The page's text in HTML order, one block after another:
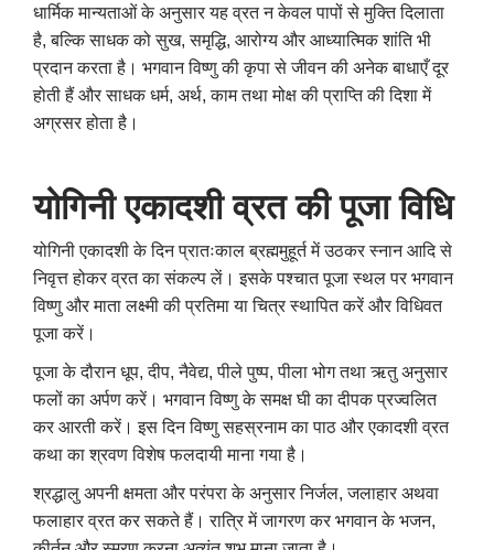
धार्मिक मान्यताओं के अनुसार यह व्रत न केवल पापों से मुक्ति दिलाता
है, बल्कि साधक को सुख, समृद्धि, आरोग्य और आध्यात्मिक शांति भी
प्रदान करता है। भगवान विष्णु की कृपा से जीवन की अनेक बाधाएँ दूर
होती हैं और साधक धर्म, अर्थ, काम तथा मोक्ष की प्राप्ति की दिशा में
अग्रसर होता है।
योगिनी एकादशी व्रत की पूजा विधि
योगिनी एकादशी के दिन प्रातःकाल ब्रह्ममुहूर्त में उठकर स्नान आदि से
निवृत्त होकर व्रत का संकल्प लें। इसके पश्चात पूजा स्थल पर भगवान
विष्णु और माता लक्ष्मी की प्रतिमा या चित्र स्थापित करें और विधिवत
पूजा करें।
पूजा के दौरान धूप, दीप, नैवेद्य, पीले पुष्प, पीला भोग तथा ऋतु अनुसार
फलों का अर्पण करें। भगवान विष्णु के समक्ष घी का दीपक प्रज्वलित
कर आरती करें। इस दिन विष्णु सहस्रनाम का पाठ और एकादशी व्रत
कथा का श्रवण विशेष फलदायी माना गया है।
श्रद्धालु अपनी क्षमता और परंपरा के अनुसार निर्जल, जलाहार अथवा
फलाहार व्रत कर सकते हैं। रात्रि में जागरण कर भगवान के भजन,